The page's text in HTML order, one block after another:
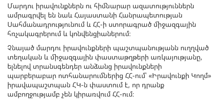
Մարդու իրավունքներն ու հիմնարար ազատություններն
ամրագրվել են նաև Հայաստանի Հանրապետության
Սահմանադրությունում և ՀՀ-ի ստորագրած միջազգային
հռչակագրերում և կոնվենցիաներում։
Չնայած մարդու իրավունքների պաշտպանությանն ուղղված
տեղական և միջազգային փաստաթղթերի առկայությանը,
ելնելով տրանսգենդեր անձանց իրավունքների
պարբերաբար ոտհանարումներից ՀՀ-ում՝ «Իրավունքի Կողմ»
իրավապաշտպան ՀԿ-ն փաստում է, որ դրանք
ամբողջությամբ չեն կիրառվում ՀՀ-ում։